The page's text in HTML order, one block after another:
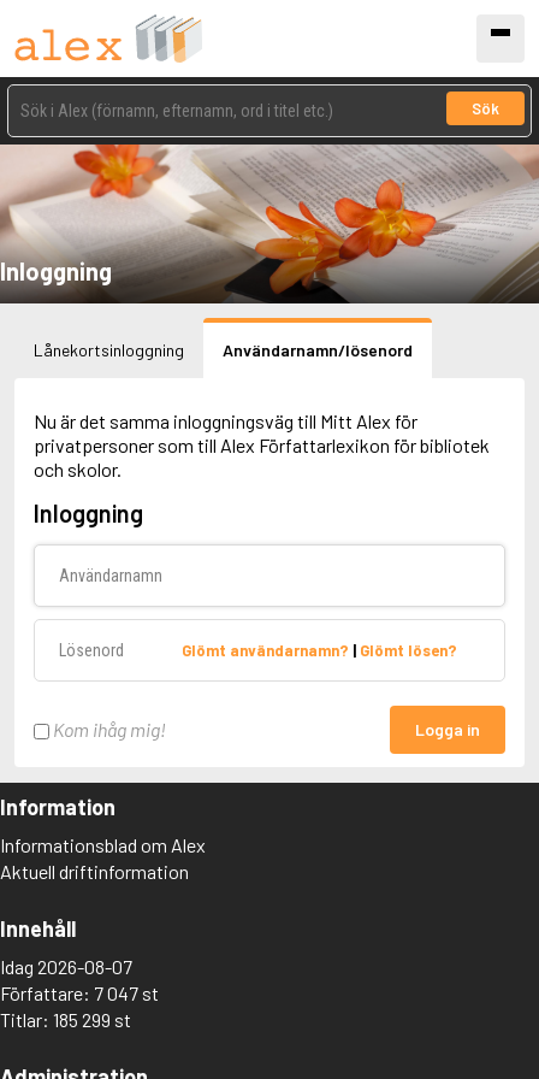
Sök
Inloggning
Lånekortsinloggning Användarnamn/lösenord
Nu är det samma inloggningsväg till Mitt Alex för
privatpersoner som till Alex Författarlexikon för bibliotek
och skolor.
Inloggning
Glömt användarnamn? | Glömt lösen?
Kom ihåg mig! Logga in
Information
Informationsblad om Alex
Aktuell driftinformation
Innehåll
Idag 2026-08-07
Författare: 7 047 st
Titlar: 185 299 st